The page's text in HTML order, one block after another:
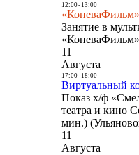
12:00- 13:00
Занятие в
11
Августа
17:00- 18:00
Виртуальный
Показ х/ф
театра и кино
мин.)
11
Августа